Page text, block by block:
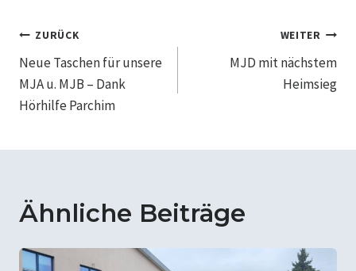
Beitragsnavigation
ZURÜCK
Neue Taschen für unsere
MJA u. MJB – Dank
Hörhilfe Parchim
WEITER
MJD mit nächstem
Heimsieg
Ähnliche Beiträge